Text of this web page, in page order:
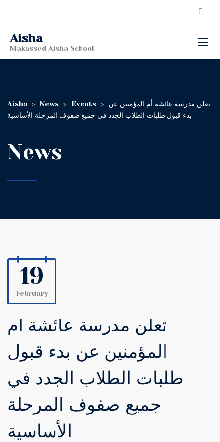
Aisha
Makassed Aisha School
Aisha > News > Events >
تعلن مدرسة عائشة أم المؤمنين عن
بدء قبول طلبات الطلاب الجدد في جميع صفوف المرحلة الأساسية
News
19
February
تعلن مدرسة عائشة أم
المؤمنين عن بدء قبول
طلبات الطلاب الجدد في
جميع صفوف المرحلة
الأساسية